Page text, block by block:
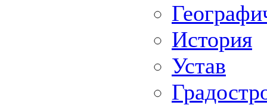
История
Устав